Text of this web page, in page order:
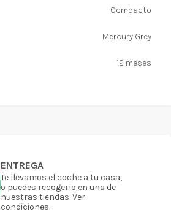
ENTREGA
Te llevamos el coche a tu casa,
o puedes recogerlo en una de
nuestras tiendas. Ver
condiciones.
Compacto
Mercury Grey
12 meses